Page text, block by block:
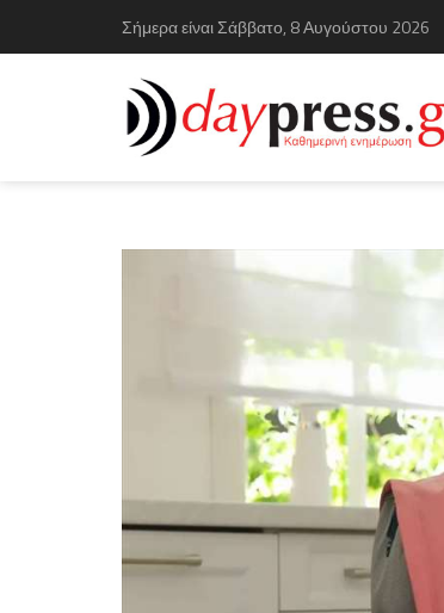
Σήμερα είναι Σάββατο, 8 Αυγούστου 2026